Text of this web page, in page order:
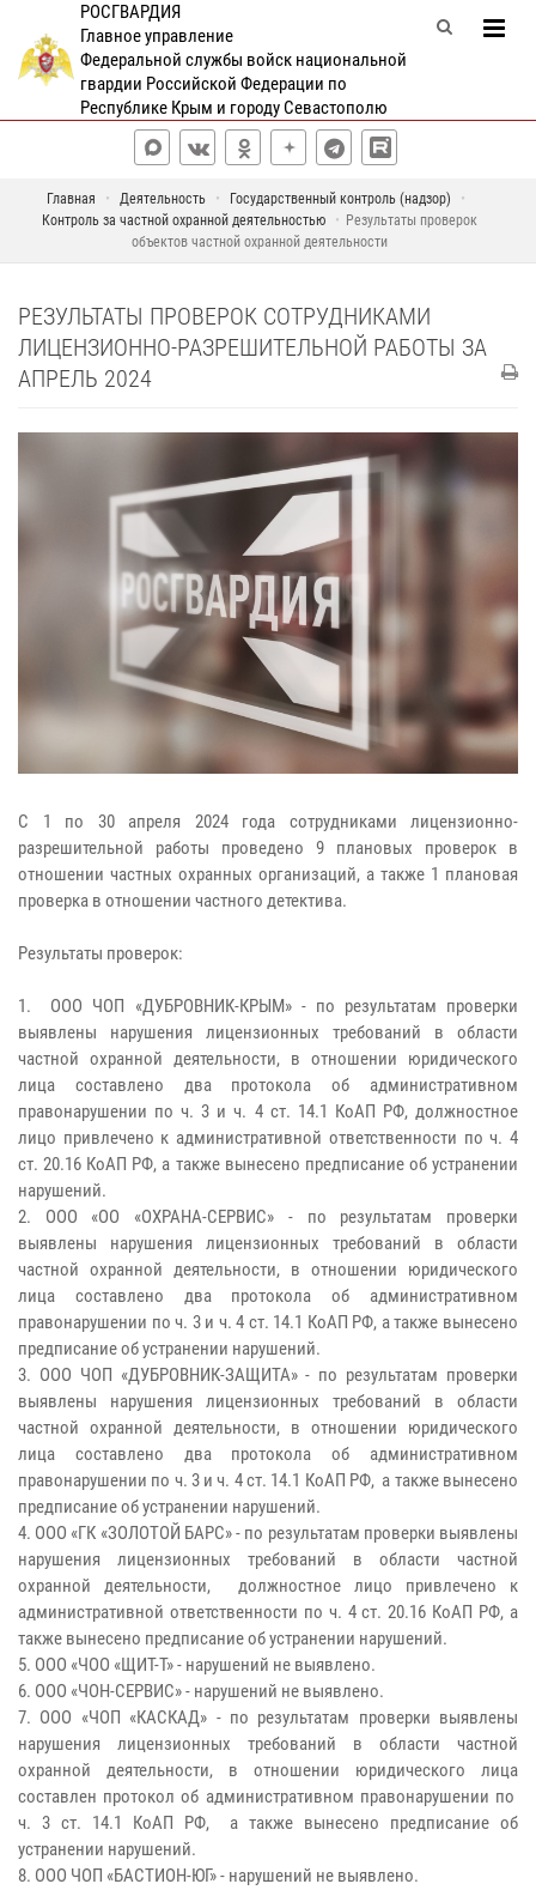
РОСГВАРДИЯ
Главное управление
Федеральной службы войск национальной
гвардии Российской Федерации по
Республике Крым и городу Севастополю
Главная Деятельность
Государственный контроль (надзор)
Контроль за частной охранной деятельностью
Результаты проверок
объектов частной охранной деятельности
РЕЗУЛЬТАТЫ ПРОВЕРОК СОТРУДНИКАМИ
ЛИЦЕНЗИОННО-РАЗРЕШИТЕЛЬНОЙ РАБОТЫ ЗА
АПРЕЛЬ 2024
С 1 по 30 апреля 2024 года сотрудниками лицензионно-
разрешительной работы проведено 9 плановых проверок в
отношении частных охранных организаций, а также 1 плановая
проверка в отношении частного детектива.
Результаты проверок:
1. ООО ЧОП «ДУБРОВНИК-КРЫМ» - по результатам проверки
выявлены нарушения лицензионных требований в области
частной охранной деятельности, в отношении юридического
лица составлено два протокола об административном
правонарушении по ч. 3 и ч. 4 ст. 14.1 КоАП РФ, должностное
лицо привлечено к административной ответственности по ч. 4
ст. 20.16 КоАП РФ, а также вынесено предписание об устранении
нарушений.
2. ООО «ОО «ОХРАНА-СЕРВИС» - по результатам проверки
выявлены нарушения лицензионных требований в области
частной охранной деятельности, в отношении юридического
лица составлено два протокола об административном
правонарушении по ч. 3 и ч. 4 ст. 14.1 КоАП РФ, а также вынесено
предписание об устранении нарушений.
3. ООО ЧОП «ДУБРОВНИК-ЗАЩИТА» - по результатам проверки
выявлены нарушения лицензионных требований в области
частной охранной деятельности, в отношении юридического
лица составлено два протокола об административном
правонарушении по ч. 3 и ч. 4 ст. 14.1 КоАП РФ, а также вынесено
предписание об устранении нарушений.
4. ООО «ГК «ЗОЛОТОЙ БАРС» - по результатам проверки выявлены
нарушения лицензионных требований в области частной
охранной деятельности, должностное лицо привлечено к
административной ответственности по ч. 4 ст. 20.16 КоАП РФ, а
также вынесено предписание об устранении нарушений.
5. ООО «ЧОО «ЩИТ-Т» - нарушений не выявлено.
6. ООО «ЧОН-СЕРВИС» - нарушений не выявлено.
7. ООО «ЧОП «КАСКАД» - по результатам проверки выявлены
нарушения лицензионных требований в области частной
охранной деятельности, в отношении юридического лица
составлен протокол об административном правонарушении по
ч. 3 ст. 14.1 КоАП РФ, а также вынесено предписание об
устранении нарушений.
8. ООО ЧОП «БАСТИОН-ЮГ» - нарушений не выявлено.